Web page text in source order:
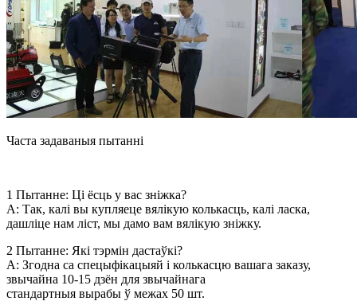
Часта задаваныя пытанні
1 Пытанне: Ці ёсць у вас зніжка?
A: Так, калі вы купляеце вялікую колькасць, калі ласка,
дашліце нам ліст, мы дамо вам вялікую зніжку.
2 Пытанне: Які тэрмін дастаўкі?
A: Згодна са спецыфікацыяй і колькасцю вашага заказу,
звычайна 10-15 дзён для звычайнага
стандартныя вырабы ў межах 50 шт.